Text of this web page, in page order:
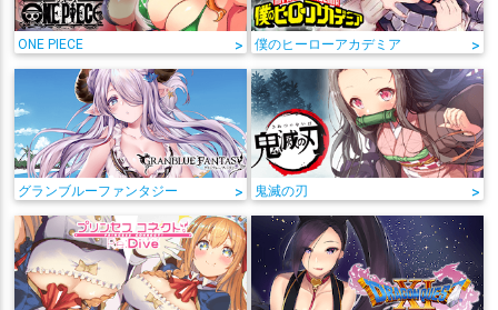
ONE PIECE > 僕のヒーローアカデミア >
グランブルーファンタジー > 鬼滅の刃 >